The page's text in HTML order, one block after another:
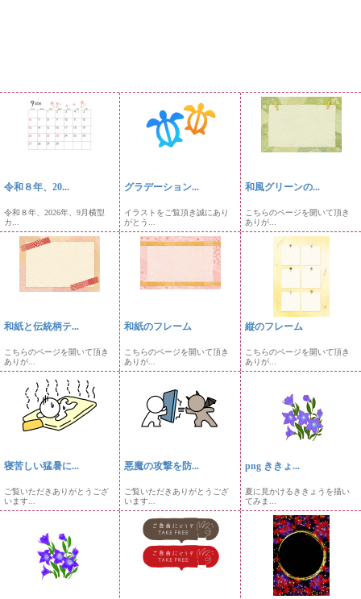
令和８年、20...
令和８年、2026年、9月横型
カ...
グラデーション...
イラストをご覧頂き誠にあり
がとう...
和風グリーンの...
こちらのページを開いて頂き
ありが...
和紙と伝統柄テ...
こちらのページを開いて頂き
ありが...
和紙のフレーム
こちらのページを開いて頂き
ありが...
縦のフレーム
こちらのページを開いて頂き
ありが...
寝苦しい猛暑に...
ご覧いただきありがとうござ
います...
悪魔の攻撃を防...
ご覧いただきありがとうござ
います...
png ききょ...
夏に見かけるききょうを描い
てみま...